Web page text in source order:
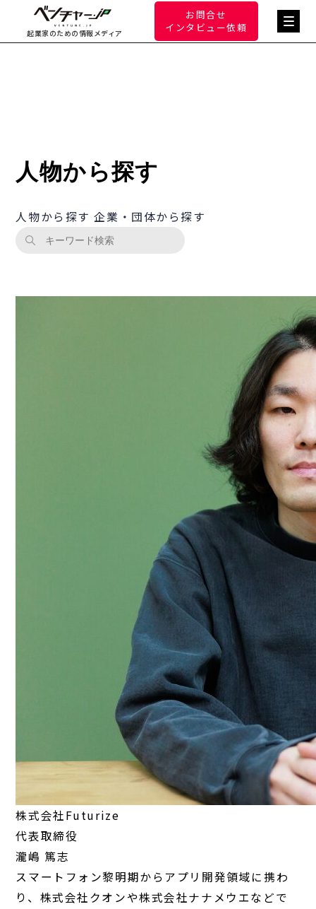
起業家のための情報メディア
お問合せ
インタビュー依頼
人物から探す
人物から探す 企業・団体から探す
株式会社Futurize
代表取締役
瀧嶋 篤志
スマートフォン黎明期からアプリ開発領域に携わ
り、株式会社クオンや株式会社ナナメウエなどで